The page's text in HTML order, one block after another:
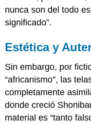
nunca son del todo
significado”.
Estética y
Sin embargo, por
“africanismo”, las
completamente
donde creció
material es “tanto